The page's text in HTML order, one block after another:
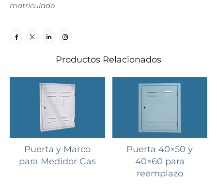
matriculado
Productos Relacionados
Puerta y Marco
para Medidor Gas
Puerta 40×50 y
40×60 para
reemplazo